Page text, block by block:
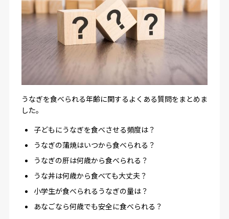
うなぎを食べられる年齢に関するよくある質問をまとめま
した。
子どもにうなぎを食べさせる頻度は？
うなぎの蒲焼はいつから食べられる？
うなぎの肝は何歳から食べられる？
うな丼は何歳から食べても大丈夫？
小学生が食べられるうなぎの量は？
あなごなら何歳でも安全に食べられる？